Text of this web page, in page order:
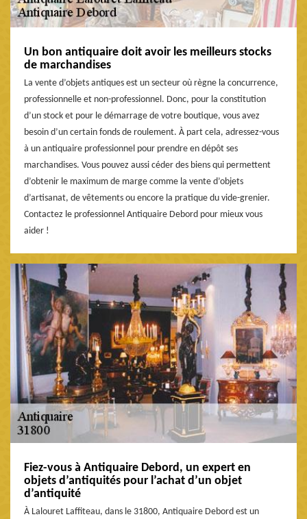
Un bon antiquaire doit avoir les meilleurs stocks
de marchandises
La vente d’objets antiques est un secteur où règne la concurrence,
professionnelle et non-professionnel. Donc, pour la constitution
d’un stock et pour le démarrage de votre boutique, vous avez
besoin d’un certain fonds de roulement. À part cela, adressez-vous
à un antiquaire professionnel pour prendre en dépôt ses
marchandises. Vous pouvez aussi céder des biens qui permettent
d’obtenir le maximum de marge comme la vente d’objets
d’artisanat, de vêtements ou encore la pratique du vide-grenier.
Contactez le professionnel Antiquaire Debord pour mieux vous
aider !
Fiez-vous à Antiquaire Debord, un expert en
objets d’antiquités pour l’achat d’un objet
d’antiquité
À Lalouret Laffiteau, dans le 31800, Antiquaire Debord est un